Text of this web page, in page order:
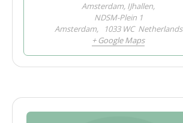
Amsterdam, IJhallen,
NDSM-Plein 1
Amsterdam, 1033 WC Netherlands
+ Google Maps